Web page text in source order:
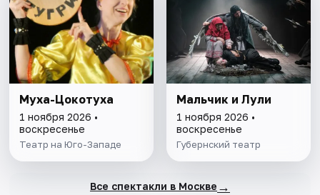
Муха-Цокотуха
1 ноября 2026 •
воскресенье
Театр на Юго-Западе
Мальчик и Лули
1 ноября 2026 •
воскресенье
Губернский театр
Все спектакли в Москве →